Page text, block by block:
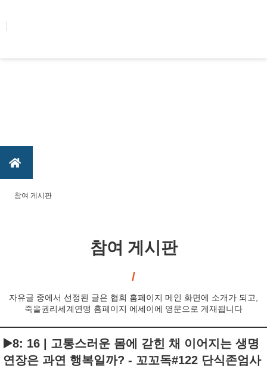
참여 게시판
참여 게시판
자유글 중에서 선정된 글은 협회 홈페이지 메인 화면에 소개가 되고,
죽을권리세계연맹 홈페이지 에세이에 영문으로 게재됩니다
▶️8: 16 | 고통스러운 몸에 갇힌 채 이어지는 생명
연장은 과연 행복일까? - 꼬꼬독#122 단식존엄사